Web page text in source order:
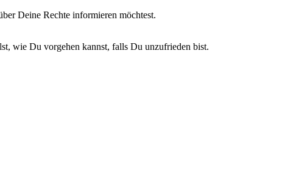
Deine Rechte informieren möchtest.
wie Du vorgehen kannst, falls Du unzufrieden bist.